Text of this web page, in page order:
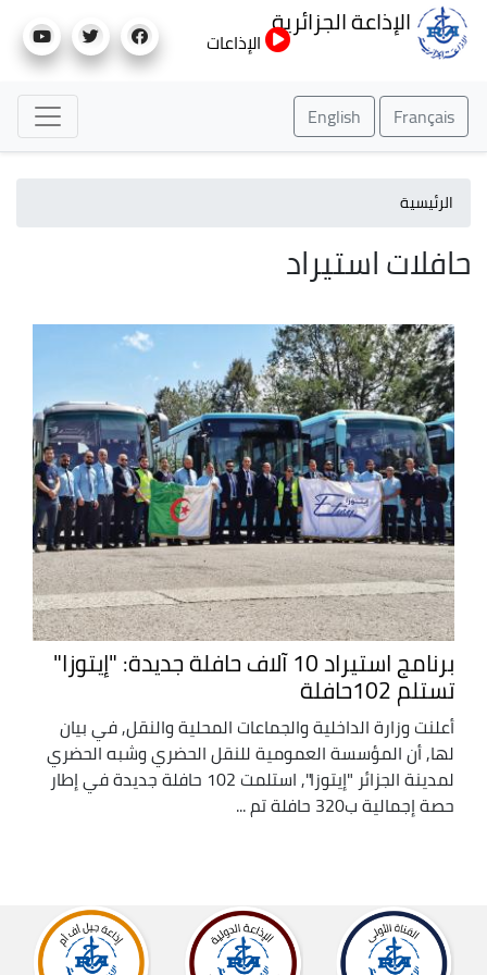
إلى
الإذاعة الجزائرية
الإذاعات
Français
English
الرئيسية
حافلات استيراد
برنامج استيراد 10 آلاف حافلة جديدة: "إيتوزا"
تستلم 102حافلة
أعلنت وزارة الداخلية والجماعات المحلية والنقل, في بيان
لها, أن المؤسسة العمومية للنقل الحضري وشبه الحضري
لمدينة الجزائر "إيتوزا", استلمت 102 حافلة جديدة في إطار
حصة إجمالية ب320 حافلة تم ...